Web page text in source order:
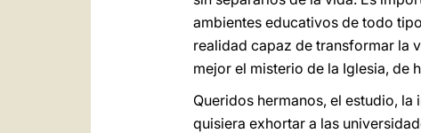
ambientes educativos de todo
realidad capaz de transformar la
mejor el misterio de la Iglesia, de
Queridos hermanos, el estudio,
quisiera exhortar a las